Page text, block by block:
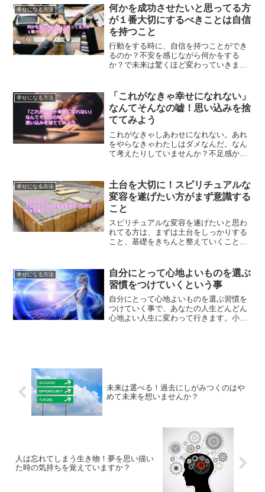
るのかについて、解説していきます。
幸せになる方法
何かを成功させたいと思ってる方
が１番大切にするべきことは自信
を持つこと
行動をする時に、自信を持つことができ
るのか？不安を感じながら何かをする
か？で未来は驚くほど変わっていきま
幸せになる方法
「これがなきゃ幸せになれない」
なんてそんなの嘘！思い込みを捨
ててみよう
これがなきゃしあわせになれない。あれ
をやらなきゃわたしはダメなんだ。なん
て考えたりしていませんか？不足感から
ついてご紹介します。
幸せになる方法
土台を大切に！スピリチュアルな
変容を遂げたい方がまず意識する
こと
スピリチュアルな変容を遂げたいと思わ
れてる方は、まずは土台をしっかりする
こと、基礎をきちんと整えていくことが
幸せになる方法
自分にとって心地よいものを選ぶ
習慣をつけていくという事
自分にとって心地よいものを選ぶ習慣を
つけていく事で、あなたの人生どんどん
心地よい人生に変わって行きます。小さ
未来は選べる！過去にしがみつくのはや
めて未来を想いませんか？
人は忘れてしまう生き物！夢を思い描い
た時の気持ちを覚えていますか？